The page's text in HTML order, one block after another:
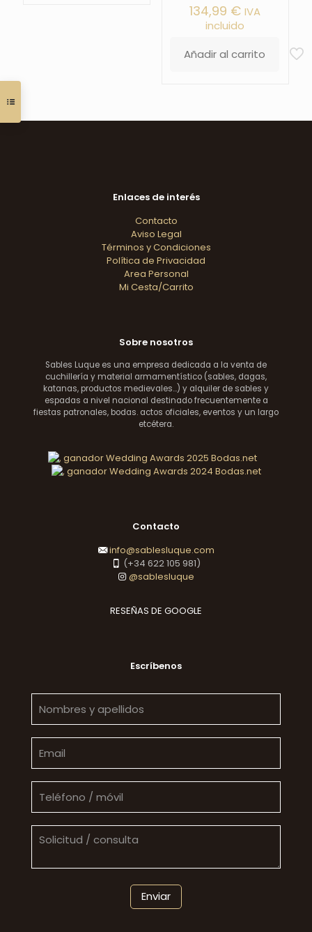
134,99 € IVA
incluido
Añadir al carrito
Enlaces de interés
Contacto
Aviso Legal
Términos y Condiciones
Política de Privacidad
Area Personal
Mi Cesta/Carrito
Sobre nosotros
Sables Luque es una empresa dedicada a la venta de
cuchillería y material armamentístico (sables, dagas,
katanas, productos medievales...) y alquiler de sables y
espadas a nivel nacional destinado frecuentemente a
fiestas patronales, bodas. actos oficiales, eventos y un largo
etcétera.
Contacto
info@sablesluque.com
(+34 622 105 981)
@sablesluque
RESEÑAS DE GOOGLE
Escríbenos